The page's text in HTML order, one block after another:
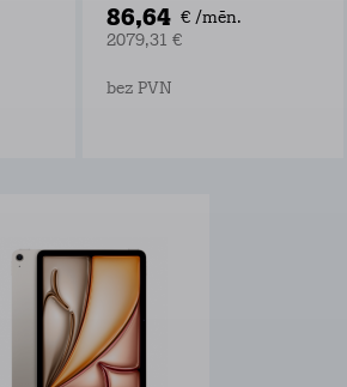
86,64 € /mēn.
2079,31 €
bez PVN